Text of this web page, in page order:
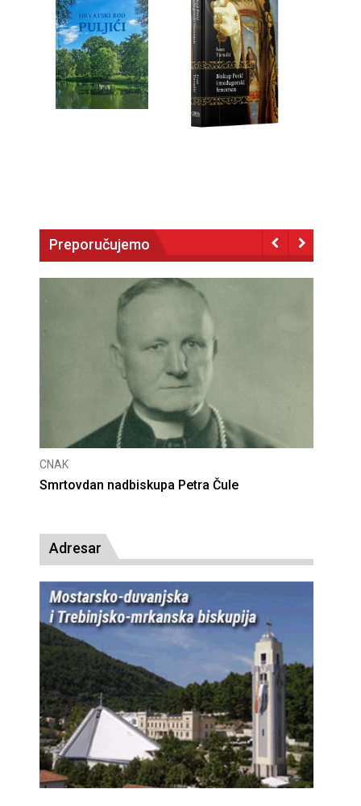
Preporučujemo
CNAK
Deseta obljetnica poništenja komunističke
Adresar